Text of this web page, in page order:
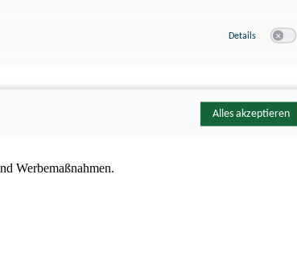
Werbemaßnahmen.
Details zu YouTube
Alles akzeptieren